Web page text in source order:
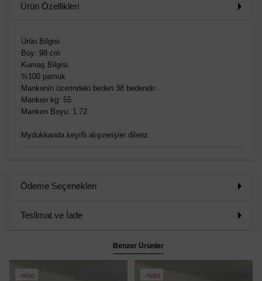
Ürün Özellikleri
Ürün Bilgisi
Boy: 98 cm
Kumaş Bilgisi
%100 pamuk
Mankenin üzerindeki beden 38 bedendir.
Manken kg: 55
Manken Boyu: 1.72
Mydukkanda keyifli alışverişler dileriz.
Ödeme Seçenekleri
Teslimat ve İade
Benzer Ürünler
%50 %50